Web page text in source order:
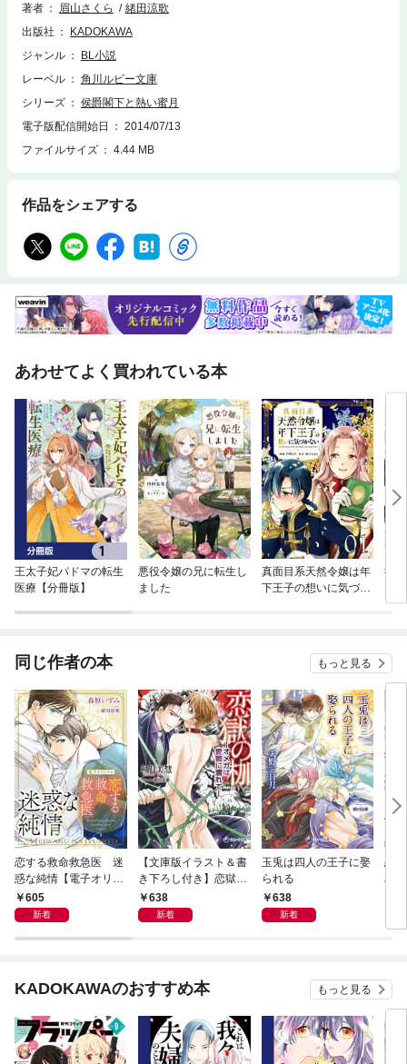
著者 眉山さくら
緒田涼歌
出版社
KADOKAWA
ジャンル
BL小説
レーベル
角川ルビー文庫
シリーズ
侯爵閣下と熱い蜜月
電子版配信開始日
2014/07/13
ファイルサイズ
4.44 MB
作品をシェアする
あわせてよく買われている本
王太子妃パドマの転生
医療【分冊版】
悪役令嬢の兄に転生し
ました
真面目系天然令嬢は年
下王子の想いに気づか
後
同じ作者の本 もっと見る
恋する救命救急医 迷
惑な純情【電子オリジ
ナル】
605
新着
【文庫版イラスト＆書
き下ろし付き】恋獄の
枷―オメガは愛蜜に濡
れて―
638
新着
玉兎は四人の王子に娶
られる
638
新着
恋
み
KADOKAWAのおすすめ本 もっと見る